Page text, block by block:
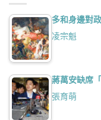
多和身邊對
凌宗魁
蔣萬安缺席
張育萌